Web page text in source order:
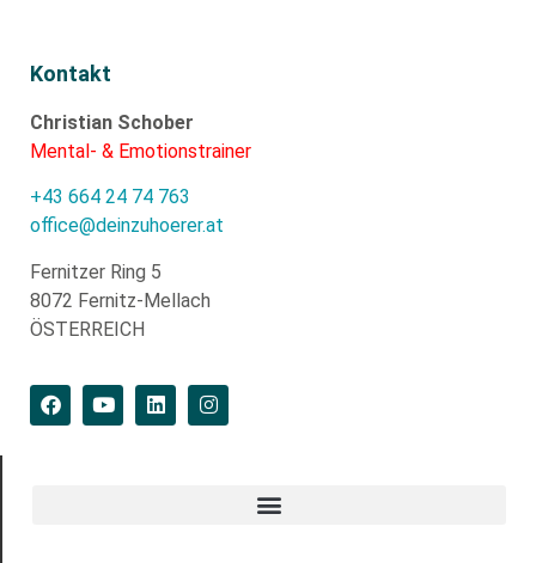
Kontakt
Christian Schober
Mental- & Emotionstrainer
+43 664 24 74 763
office@deinzuhoerer.at
Fernitzer Ring 5
8072 Fernitz-Mellach
ÖSTERREICH